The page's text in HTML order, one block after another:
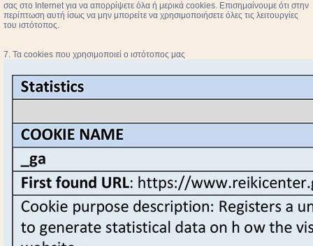
σας στο Internet για να απορρίψετε όλα ή μερικά cookies. Επισημαίνουμε ότι στην
περίπτωση αυτή ίσως να μην μπορείτε να χρησιμοποιήσετε όλες τις λειτουργίες
του ιστότοπος.
7. Τα cookies που χρησιμοποιεί ο ιστότοπος μας